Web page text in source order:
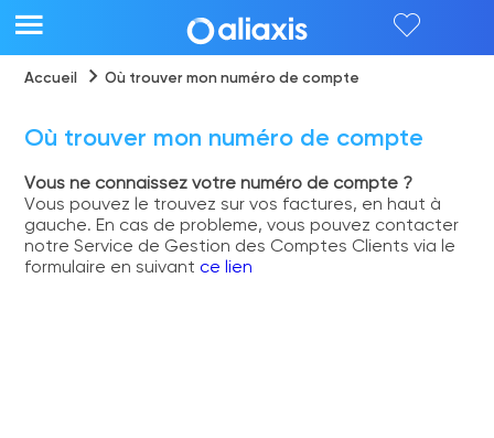
principal
main
menu
d'Ariane
Accueil Où trouver mon numéro de compte
Où trouver mon numéro de compte
Vous ne connaissez votre numéro de compte ?
Vous pouvez le trouvez sur vos factures, en haut à
gauche. En cas de probleme, vous pouvez contacter
notre Service de Gestion des Comptes Clients via le
formulaire en suivant ce lien